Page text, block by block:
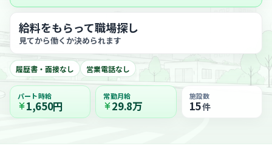
給料をもらって職場探し
見てから働くか決められます
履歴書・面接なし 営業電話なし
パート時給
1,650円
常勤月給
29.8万
施設数
15件